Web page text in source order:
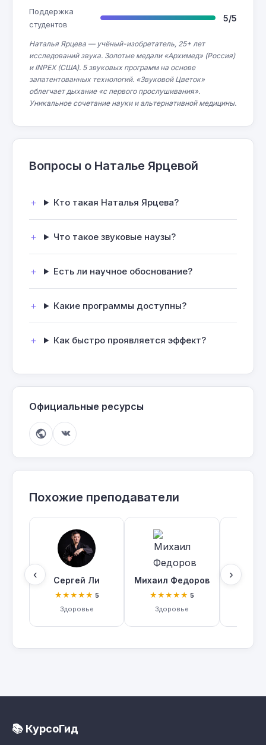
Поддержка
студентов
5/5
Наталья Ярцева — учёный-изобретатель, 25+ лет
исследований звука. Золотые медали «Архимед» (Россия)
и INPEX (США). 5 звуковых программ на основе
запатентованных технологий. «Звуковой Цветок»
облегчает дыхание «с первого прослушивания».
Уникальное сочетание науки и альтернативной медицины.
Вопросы о Наталье Ярцевой
Кто такая Наталья Ярцева?
Что такое звуковые наузы?
Есть ли научное обоснование?
Какие программы доступны?
Как быстро проявляется эффект?
Официальные ресурсы
Похожие преподаватели
‹ Сергей Ли
★★★★★ 5
Здоровье
Михаил Федоров
★★★★★ 5
Здоровье
›
📚 КурсоГид